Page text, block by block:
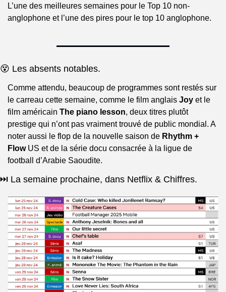
L’une des meilleures semaines pour le Top 10 non-
anglophone et l’une des pires pour le top 10 anglophone.
😵 Les absents notables.
Comme attendu, beaucoup de programmes sont restés sur
le carreau cette semaine, comme le film anglais Joy et le
film américain The piano lesson, deux titres plutôt
prestige qui n’ont pas vraiment trouvé de public mondial. A
noter aussi le flop de la nouvelle saison de Rhythm +
Flow US et de la série docu consacrée à la ligue de
football d’Arabie Saoudite.
⏭️ La semaine prochaine, dans Netflix & Chiffres.